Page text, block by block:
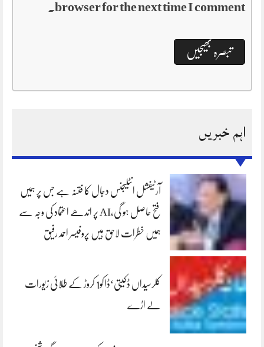
browser for the next time I comment.
اہم خبریں
آرٹیفشل انٹلیجنس دجال کا فتنہ ہے جس پر ہمیں
فتح حاصل ہو گی،AI پر اندھے اعتماد کی وجہ سے
ہمیں خطرات لاحق ہیں پروفیسر احمد رفیق
کلرسیداں ڈکیتی‘ڈاکو1 کروڑ کے طلائی زیورات
لے اڑے